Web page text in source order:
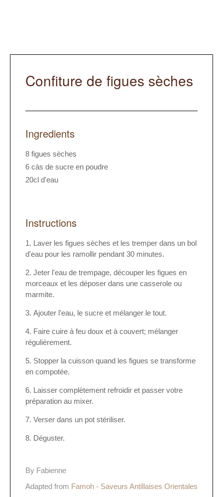
Confiture de figues sèches
Ingredients
8 figues sèches
6 càs de sucre en poudre
20cl d'eau
Instructions
Laver les figues sèches et les tremper dans un bol
d'eau pour les ramollir pendant 30 minutes.
Jeter l'eau de trempage, découper les figues en
morceaux et les déposer dans une casserole ou
marmite.
Ajouter l'eau, le sucre et mélanger le tout.
Faire cuire à feu doux et à couvert; mélanger
régulièrement.
Stopper la cuisson quand les figues se transforme
en compotée.
Laisser complètement refroidir et passer votre
préparation au mixer.
Verser dans un pot stériliser.
Déguster.
By Fabienne
Adapted from Famoh - Saveurs Antillaises Orientales